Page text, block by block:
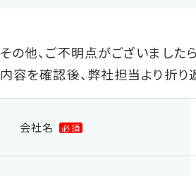
その他、ご不明点がございました
内容を確認後、弊社担当より折り
会社名 必須